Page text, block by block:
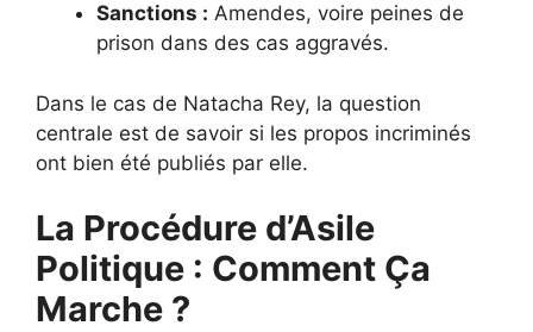
Sanctions : Amendes, voire peines de
prison dans des cas aggravés.
Dans le cas de Natacha Rey, la question
centrale est de savoir si les propos incriminés
ont bien été publiés par elle.
La Procédure d’Asile
Politique : Comment Ça
Marche ?